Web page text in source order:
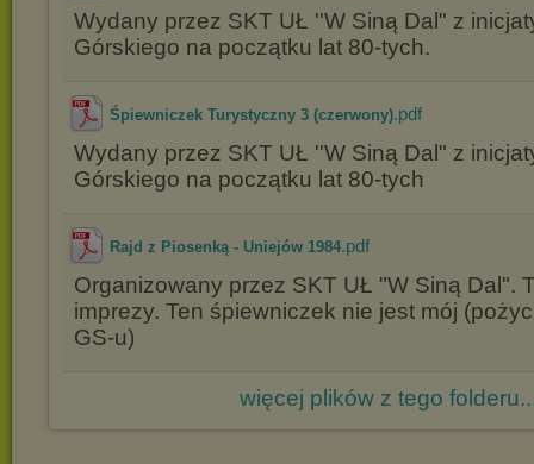
Wydany przez SKT UŁ ''W Siną Dal" z
Górskiego na początku lat 80-tych.
Śpiewniczek Turystyczny 3 (czerwony).pdf
Wydany przez SKT UŁ ''W Siną Dal" z
Górskiego na początku lat 80-tych
Rajd z Piosenką - Uniejów 1984.pdf
Organizowany przez SKT UŁ "W Siną Dal".
imprezy. Ten śpiewniczek nie jest mój
GS-u)
więcej plików z tego